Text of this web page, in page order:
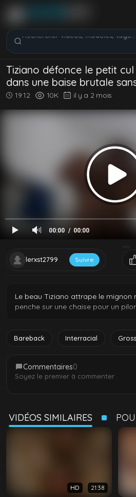
Rechercher vidéos, modèles, tags...
Tiziano défonce le petit
dans une baise brutale
19:12 10K il y a 2 mois
00:00 00:00
lerxst2799 Suivre
Le beau Tiziano attrape le mignon
penche sur une chaise pour un
continuer. Cooper crie et supplie
Bareback Interracial
Commentaires0
Soyez le premier à commenter
VIDÉOS SIMILAIRES
HD 21:38